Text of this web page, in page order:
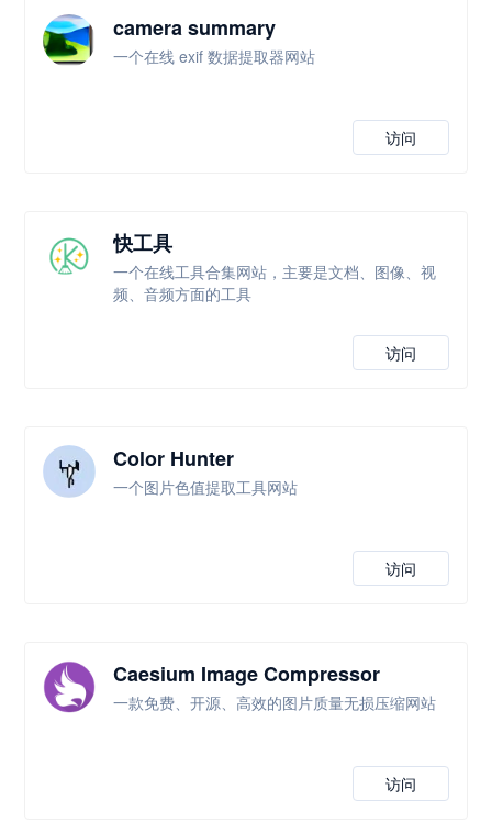
camera summary
一个在线 exif 数据提取器网站
访问
快工具
一个在线工具合集网站，主要是文档、图像、视
频、音频方面的工具
访问
Color Hunter
一个图片色值提取工具网站
访问
Caesium Image Compressor
一款免费、开源、高效的图片质量无损压缩网站
访问